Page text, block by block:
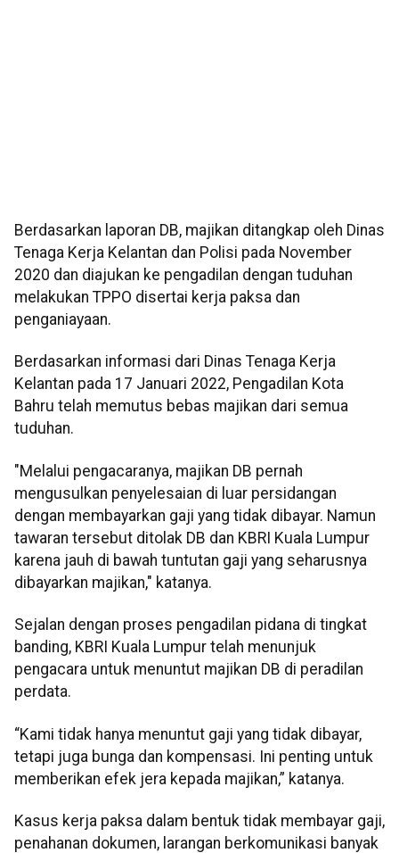
Berdasarkan laporan DB, majikan ditangkap oleh Dinas
Tenaga Kerja Kelantan dan Polisi pada November
2020 dan diajukan ke pengadilan dengan tuduhan
melakukan TPPO disertai kerja paksa dan
penganiayaan.
Berdasarkan informasi dari Dinas Tenaga Kerja
Kelantan pada 17 Januari 2022, Pengadilan Kota
Bahru telah memutus bebas majikan dari semua
tuduhan.
"Melalui pengacaranya, majikan DB pernah
mengusulkan penyelesaian di luar persidangan
dengan membayarkan gaji yang tidak dibayar. Namun
tawaran tersebut ditolak DB dan KBRI Kuala Lumpur
karena jauh di bawah tuntutan gaji yang seharusnya
dibayarkan majikan," katanya.
Sejalan dengan proses pengadilan pidana di tingkat
banding, KBRI Kuala Lumpur telah menunjuk
pengacara untuk menuntut majikan DB di peradilan
perdata.
“Kami tidak hanya menuntut gaji yang tidak dibayar,
tetapi juga bunga dan kompensasi. Ini penting untuk
memberikan efek jera kepada majikan,” katanya.
Kasus kerja paksa dalam bentuk tidak membayar gaji,
penahanan dokumen, larangan berkomunikasi banyak